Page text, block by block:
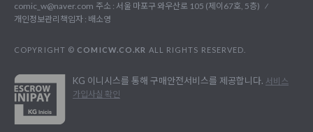
comic_w@naver.com 주소 : 서울 마포구 와우산로 105 (제이67호, 5층)
개인정보관리책임자 : 배소영
COPYRIGHT © COMICW.CO.KR ALL RIGHTS RESERVED.
KG 이니시스를 통해 구매안전서비스를 제공합니다. 서비스
가입사실 확인